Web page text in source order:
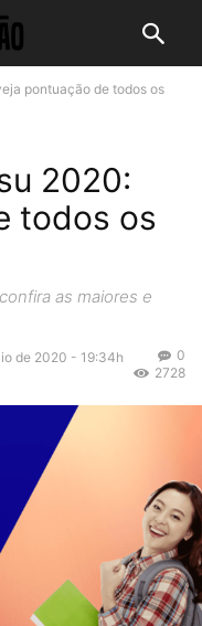
pontuação de todos os
2020:
todos os
as maiores e
de 2020 - 19:34h
0
2728